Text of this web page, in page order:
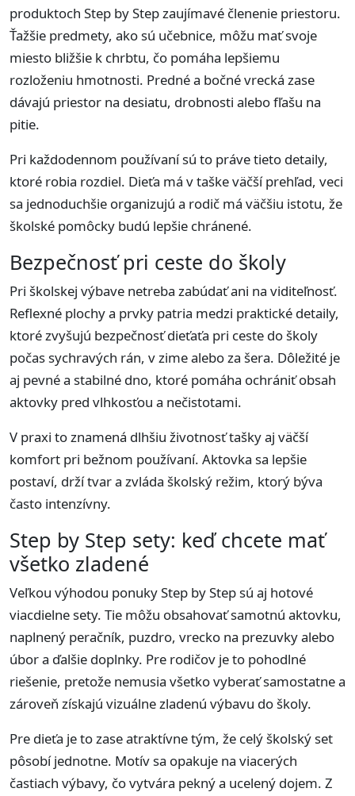
produktoch Step by Step zaujímavé členenie priestoru.
Ťažšie predmety, ako sú učebnice, môžu mať svoje
miesto bližšie k chrbtu, čo pomáha lepšiemu
rozloženiu hmotnosti. Predné a bočné vrecká zase
dávajú priestor na desiatu, drobnosti alebo fľašu na
pitie.
Pri každodennom používaní sú to práve tieto detaily,
ktoré robia rozdiel. Dieťa má v taške väčší prehľad, veci
sa jednoduchšie organizujú a rodič má väčšiu istotu, že
školské pomôcky budú lepšie chránené.
Bezpečnosť pri ceste do školy
Pri školskej výbave netreba zabúdať ani na viditeľnosť.
Reflexné plochy a prvky patria medzi praktické detaily,
ktoré zvyšujú bezpečnosť dieťaťa pri ceste do školy
počas sychravých rán, v zime alebo za šera. Dôležité je
aj pevné a stabilné dno, ktoré pomáha ochrániť obsah
aktovky pred vlhkosťou a nečistotami.
V praxi to znamená dlhšiu životnosť tašky aj väčší
komfort pri bežnom používaní. Aktovka sa lepšie
postaví, drží tvar a zvláda školský režim, ktorý býva
často intenzívny.
Step by Step sety: keď chcete mať
všetko zladené
Veľkou výhodou ponuky Step by Step sú aj hotové
viacdielne sety. Tie môžu obsahovať samotnú aktovku,
naplnený peračník, puzdro, vrecko na prezuvky alebo
úbor a ďalšie doplnky. Pre rodičov je to pohodlné
riešenie, pretože nemusia všetko vyberať samostatne a
zároveň získajú vizuálne zladenú výbavu do školy.
Pre dieťa je to zase atraktívne tým, že celý školský set
pôsobí jednotne. Motív sa opakuje na viacerých
častiach výbavy, čo vytvára pekný a ucelený dojem. Z